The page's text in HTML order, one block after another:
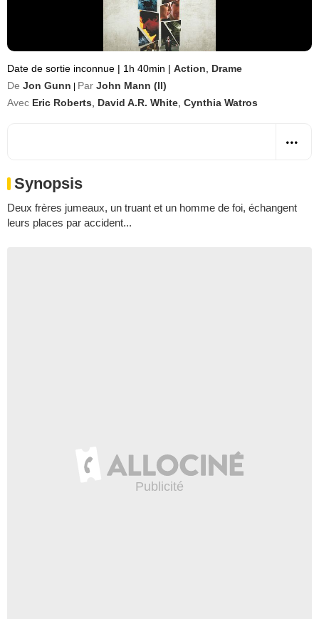
Date de sortie inconnue | 1h 40min | Action
Drame
De Jon Gunn Par John Mann (II)
Avec Eric Roberts David A.R. White Cynthia Watros
Synopsis
Deux frères jumeaux, un truant et un homme de foi, échangent
leurs places par accident...